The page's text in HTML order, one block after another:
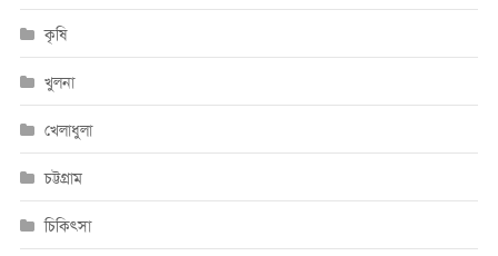
কৃষি
খুলনা
খেলাধুলা
চট্টগ্রাম
চিকিৎসা